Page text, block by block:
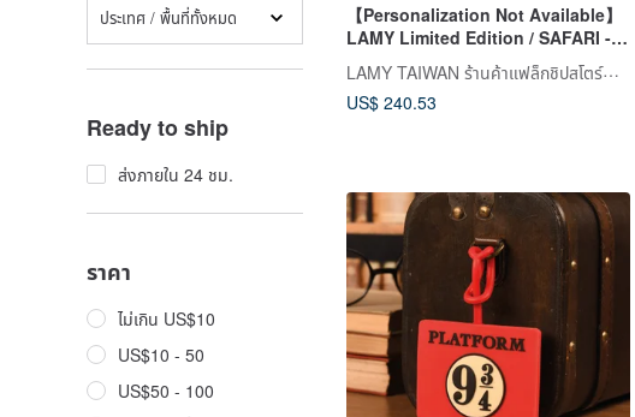
ประเทศ / พื้นที่ทั้งหมด
Ready to ship
ส่งภายใน 24 ชม.
ราคา
ไม่เกิน US$10
US$10 - 50
US$50 - 100
【Personalization Not Available】
LAMY Limited Edition / SAFARI -
Harry Potter Four-Pen Gift Box Set
LAMY TAIWAN ร้านค้าแฟล็กชิปสโตร์ทางการ
US$ 240.53